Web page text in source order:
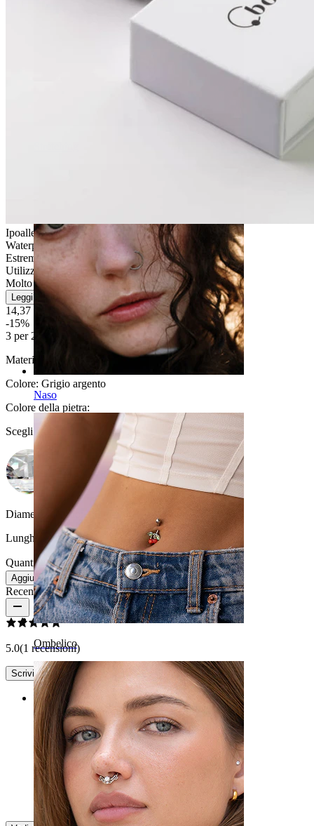
Naso
Ombelico
Ipoallergenico
Waterproof
Estremamente durevole
Utilizzo quotidiano
Molto facile
Leggi di più
14,37 €
16,90 €
-15%
3 per 2
Materiale:
Colore: Grigio argento
Colore della pietra:
Scegli Colore della pietra
Diametro del filo:1.6 mm
Lunghezza:10 mm
Quantità: 1 Modifica
Aggiungi al carrello
Recensioni del prodotto
5.0(1 recensioni)
Scrivi una recensione
Rating
Bellissimo
Davvero bello e luccicante
Miriam Acquisto verificato